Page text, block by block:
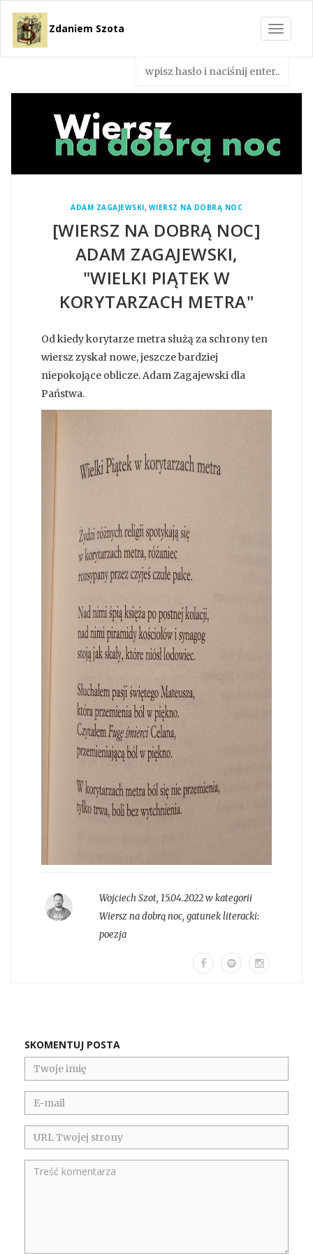
Toggle
Zdaniem Szota
ADAM ZAGAJEWSKI, WIERSZ NA DOBRĄ NOC
[WIERSZ NA DOBRĄ NOC]
ADAM ZAGAJEWSKI,
"WIELKI PIĄTEK W
KORYTARZACH METRA"
Od kiedy korytarze metra służą za schrony ten
wiersz zyskał nowe, jeszcze bardziej
niepokojące oblicze. Adam Zagajewski dla
Państwa.
Wojciech Szot, 15.04.2022 w kategorii
Wiersz na dobrą noc, gatunek literacki:
poezja
SKOMENTUJ POSTA